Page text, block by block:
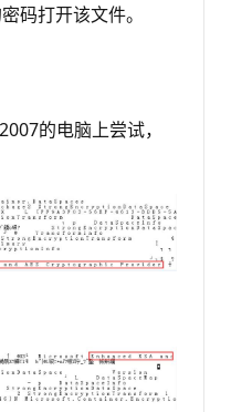
码打开该文件。
的电脑上尝试，